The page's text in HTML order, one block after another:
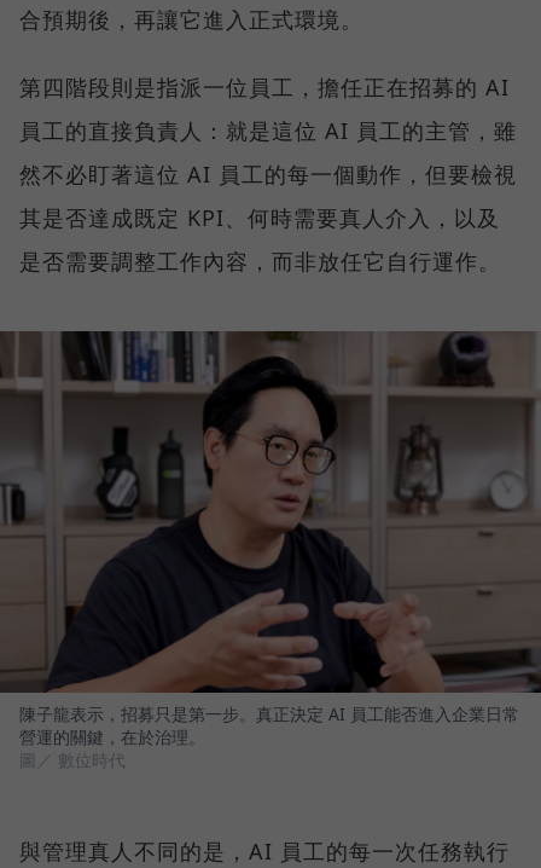
合預期後，再讓它進入正式環境。
第四階段則是指派一位員工，擔任正在招募的 AI
員工的直接負責人：就是這位 AI 員工的主管，雖
然不必盯著這位 AI 員工的每一個動作，但要檢視
其是否達成既定 KPI、何時需要真人介入，以及
是否需要調整工作內容，而非放任它自行運作。
陳子龍表示，招募只是第一步。真正決定 AI 員工能否進入企業日常
營運的關鍵，在於治理。
圖／ 數位時代
與管理真人不同的是，AI 員工的每一次任務執行